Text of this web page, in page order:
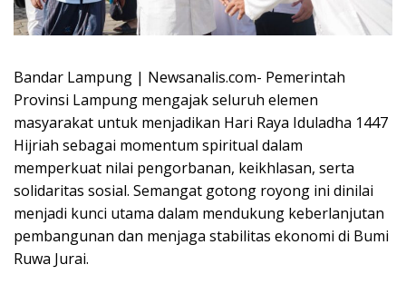
Bandar Lampung | Newsanalis.com- Pemerintah
Provinsi Lampung mengajak seluruh elemen
masyarakat untuk menjadikan Hari Raya Iduladha 1447
Hijriah sebagai momentum spiritual dalam
memperkuat nilai pengorbanan, keikhlasan, serta
solidaritas sosial. Semangat gotong royong ini dinilai
menjadi kunci utama dalam mendukung keberlanjutan
pembangunan dan menjaga stabilitas ekonomi di Bumi
Ruwa Jurai.